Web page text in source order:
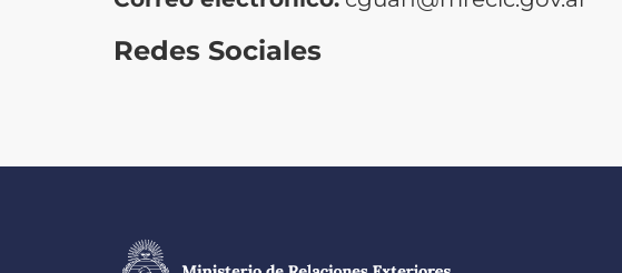
Redes Sociales